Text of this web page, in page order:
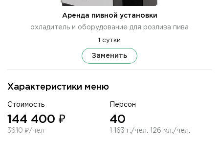
Характеристики меню
Стоимость
144 400 ₽
3610 ₽/чел
Персон
40
1 163 г./чел. 126 мл./чел.
Аренда пивной установки
охладитель и оборудование для розлива пива
1 сутки
Заменить